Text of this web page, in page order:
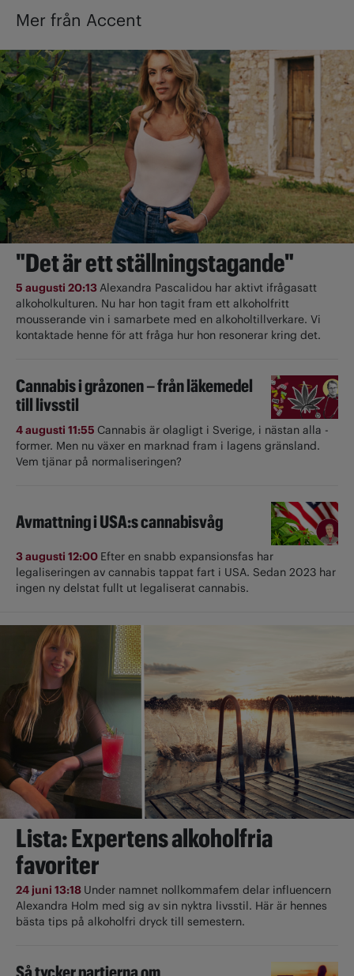
Mer från Accent
"Det är ett ställningstagande"
5 augusti 20:13Alexandra Pascalidou har aktivt ifrågasatt
alkoholkulturen. Nu har hon tagit fram ett alkoholfritt
mousserande vin i samarbete med en alkoholtillverkare. Vi
kontaktade henne för att fråga hur hon resonerar kring det.
Cannabis i gråzonen – från läkemedel
till livsstil
4 augusti 11:55 Cannabis är olagligt i ­Sverige, i nästan alla ­
former. Men nu växer en marknad fram i lagens gränsland.
Vem tjänar på normaliseringen?
Avmattning i USA:s cannabisvåg
3 augusti 12:00 Efter en snabb expansionsfas har
legaliseringen av cannabis tappat fart i USA. Sedan 2023 har
ingen ny delstat fullt ut ­legaliserat cannabis.
Lista: Expertens alkoholfria
favoriter
24 juni 13:18 Under namnet nollkommafem delar influencern
Alexandra Holm med sig av sin nyktra livsstil. Här är hennes
bästa tips på alkoholfri dryck till semestern.